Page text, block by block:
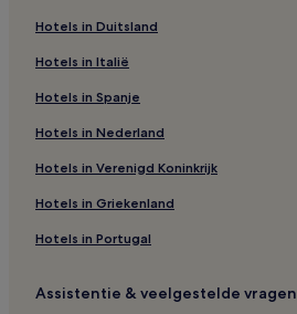
Hotels in Duitsland
Hotels in Italië
Hotels in Spanje
Hotels in Nederland
Hotels in Verenigd Koninkrijk
Hotels in Griekenland
Hotels in Portugal
Assistentie & veelgestelde vragen